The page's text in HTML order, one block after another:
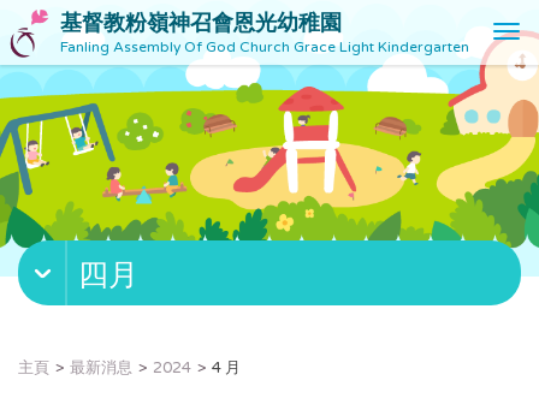
基督教粉嶺神召會恩光幼稚園
Fanling Assembly Of God Church Grace Light Kindergarten
T
o
g
l
e
v
g
四月
主頁 最新消息 2024 4 月